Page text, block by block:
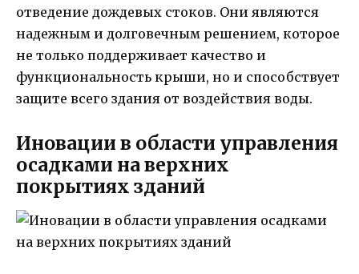
отведение дождевых стоков. Они являются
надежным и долговечным решением, которое
не только поддерживает качество и
функциональность крыши, но и способствует
защите всего здания от воздействия воды.
Иновации в области управления
осадками на верхних
покрытиях зданий